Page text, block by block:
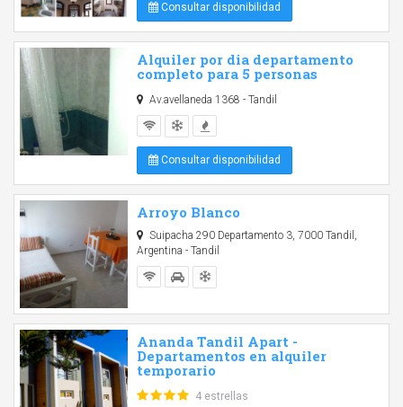
Consultar disponibilidad
Alquiler por dia departamento
completo para 5 personas
Av.avellaneda 1368 - Tandil
Consultar disponibilidad
Arroyo Blanco
Suipacha 290 Departamento 3, 7000 Tandil,
Argentina - Tandil
Ananda Tandil Apart -
Departamentos en alquiler
temporario
4 estrellas